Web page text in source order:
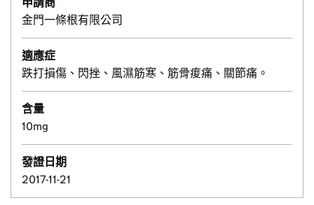
金門一條根有限公司
適應症
跌打損傷、閃挫、風濕筋寒、筋骨痠痛、關節痛。
含量
10mg
發證日期
2017-11-21